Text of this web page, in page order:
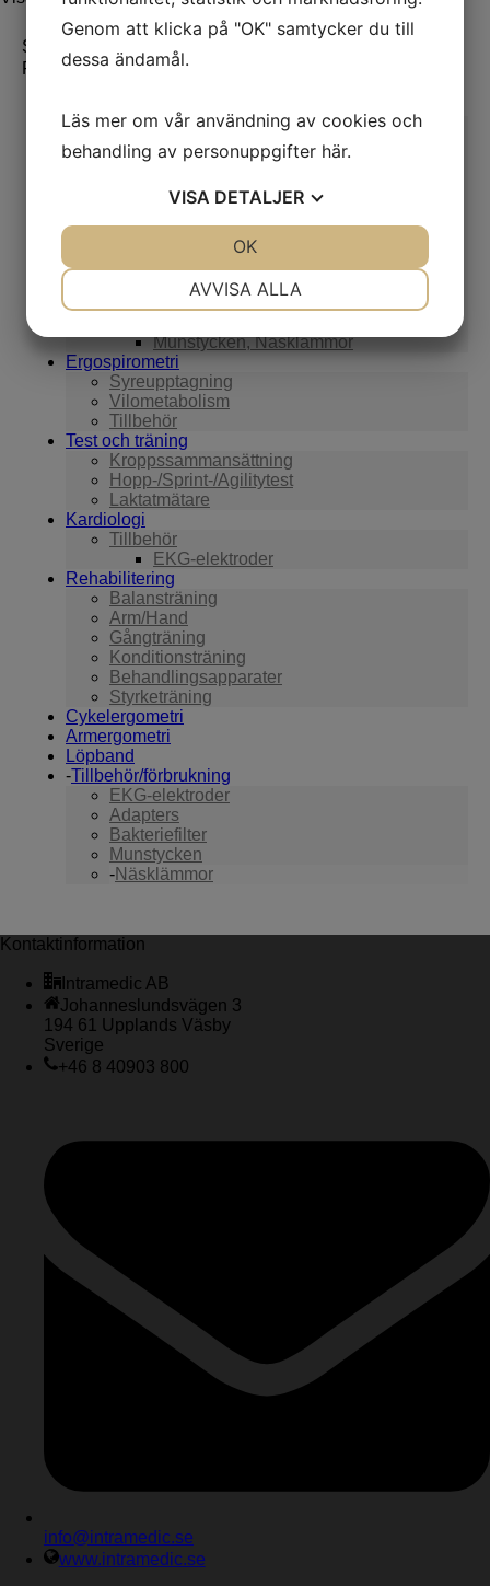
Sök efter:
Produktkategorier
Avancerad lungfunktion
NO-mätning
Provokation
Syrgasbehandling
6-minuters gångtest
Filterkit till NIOX Vero/Pro
Munstycken, Näsklämmor
Ergospirometri
Syreupptagning
Vilometabolism
Tillbehör
Test och träning
Kroppssammansättning
Hopp-/Sprint-/Agilitytest
Laktatmätare
Kardiologi
Tillbehör
EKG-elektroder
Rehabilitering
Balansträning
Arm/Hand
Gångträning
Konditionsträning
Behandlingsapparater
Styrketräning
Cykelergometri
Armergometri
Löpband
Tillbehör/förbrukning
EKG-elektroder
Adapters
Bakteriefilter
Munstycken
Näsklämmor
Kontaktinformation
Intramedic AB
Johanneslundsvägen 3
194 61 Upplands Väsby
Sverige
+46 8 40903 800
info@intramedic.se
www.intramedic.se
Genom att klicka på "OK" samtycker du till
dessa ändamål.
Läs mer om vår användning av cookies och
behandling av personuppgifter här.
VISA DETALJER
MARKNADSFÖRING STATISTIK
AVVISA ALLA
OK